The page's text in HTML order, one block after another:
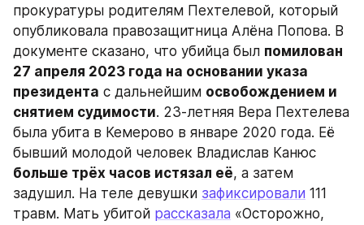
прокуратуры родителям Пехтелевой, который
опубликовала правозащитница Алёна Попова. В
документе сказано, что убийца был помилован
27 апреля 2023 года на основании указа
президента с дальнейшим освобождением и
снятием судимости. 23-летняя Вера Пехтелева
была убита в Кемерово в январе 2020 года. Её
больше трёх часов истязал её, а затем
задушил. На теле девушки зафиксировали 111
травм. Мать убитой рассказала «Осторожно,